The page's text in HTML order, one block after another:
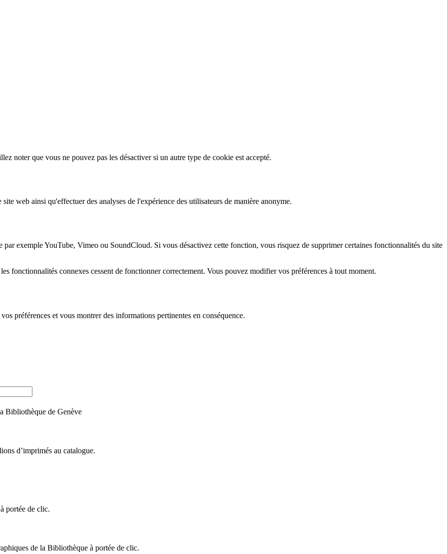
noter que vous ne pouvez pas les désactiver si un autre type de cookie est accepté.
web ainsi qu'effectuer des analyses de l'expérience des utilisateurs de manière anonyme.
exemple YouTube, Vimeo ou SoundCloud. Si vous désactivez cette fonction, vous risquez de supprimer certaines fonctionnalités du site
fonctionnalités connexes cessent de fonctionner correctement. Vous pouvez modifier vos préférences à tout moment.
préférences et vous montrer des informations pertinentes en conséquence.
Bibliothèque de Genève
d’imprimés au catalogue.
portée de clic.
de la Bibliothèque à portée de clic.